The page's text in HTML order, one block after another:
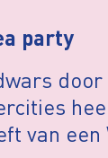
party
door
van